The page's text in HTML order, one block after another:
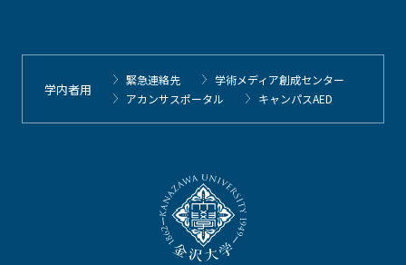
学内者用
緊急連絡先
学術メディア創成センター
アカンサスポータル
キャンパスAED